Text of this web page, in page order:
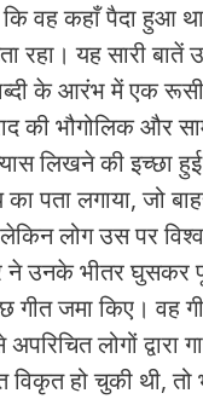
कि वह कहाँ पैदा हुआ
रहा। यह सारी बातें
के आरंभ में एक
की भौगोलिक और
लिखने की इच्‍छा
पता लगाया, जो
लोग उस पर
ने उनके भीतर घुसकर
गीत जमा किए। वह
अपरिचित लोगों द्वारा
विकृत हो चुकी थी,